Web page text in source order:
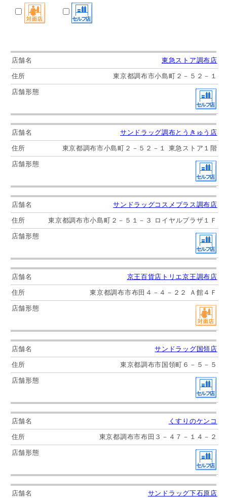
東急ストア調布店
東京都調布市小島町２－５２－１
サンドラッグ調布とうきゅう店
東京都調布市小島町２－５２－１ 東急ストア１階
サンドラッグコスメプラス調布店
東京都調布市小島町２－５１－３ ロイヤルプラザ１Ｆ
京王百貨店トリエ京王調布店
東京都調布市布田４－４－２２ Ａ館４Ｆ
サンドラッグ国領店
東京都調布市国領町６－５－５
くすりのケンコ
東京都調布市布田３－４７－１４－２
サンドラッグ下石原店